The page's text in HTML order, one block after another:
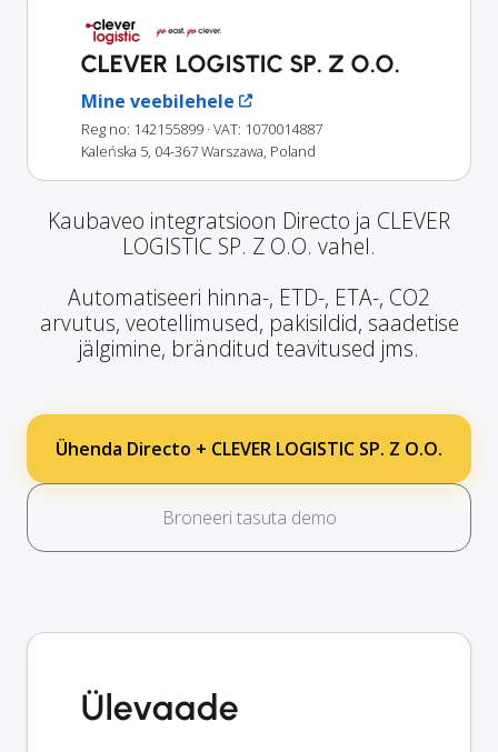
CLEVER LOGISTIC SP. Z O.O.
Mine veebilehele
Reg no: 142155899 · VAT: 1070014887
Kaleńska 5, 04-367 Warszawa, Poland
Kaubaveo integratsioon Directo ja CLEVER
LOGISTIC SP. Z O.O. vahel.
Automatiseeri hinna-, ETD-, ETA-, CO2
arvutus, veotellimused, pakisildid, saadetise
jälgimine, bränditud teavitused jms.
Ühenda Directo + CLEVER LOGISTIC SP. Z O.O.
Broneeri tasuta demo
Ülevaade